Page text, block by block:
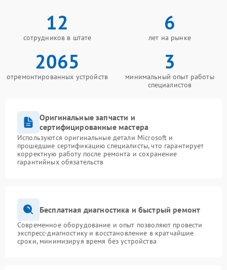
12
сотрудников в штате
6
лет на рынке
2065
отремонтированных устройств
3
минимальный опыт работы
специалистов
Оригинальные запчасти и
сертифицированные мастера
Используются оригинальные детали Microsoft и
прошедшие сертификацию специалисты, что гарантирует
корректную работу после ремонта и сохранение
гарантийных обязательств
Бесплатная диагностика и быстрый ремонт
Современное оборудование и опыт позволяют провести
экспресс-диагностику и восстановление в кратчайшие
сроки, минимизируя время без устройства